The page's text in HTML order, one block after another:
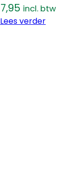
7,95 incl. btw
Lees verder